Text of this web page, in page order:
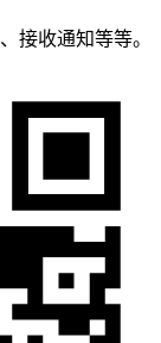
接收通知等等。